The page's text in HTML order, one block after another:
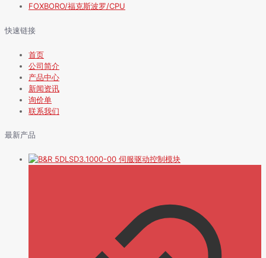
FOXBORO/福克斯波罗/CPU
快速链接
首页
公司简介
产品中心
新闻资讯
询价单
联系我们
最新产品